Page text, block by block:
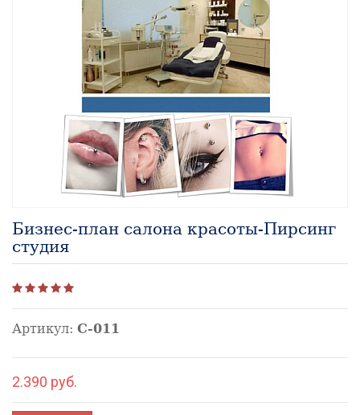
Бизнес-план салона красоты-Пирсинг
студия
Артикул: С-011
2.390 руб.